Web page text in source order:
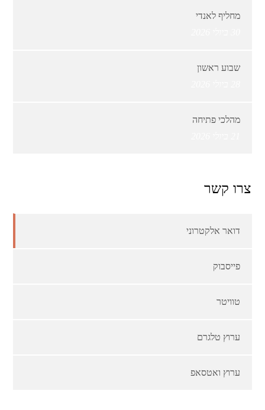
מחליף לאנדי
שבוע ראשון
מהלכי פתיחה
צרו קשר
דואר אלקטרוני
פייסבוק
טוויטר
ערוץ טלגרם
ערוץ ואטסאפ